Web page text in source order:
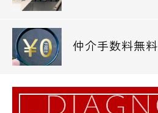
仲介手数料無料